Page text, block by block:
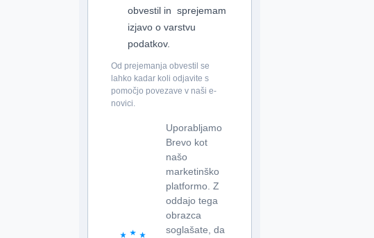
obvestil in sprejemam
izjavo o varstvu
podatkov.
Od prejemanja obvestil se
lahko kadar koli odjavite s
pomočjo povezave v naši e-
novici.
Uporabljamo
Brevo kot
našo
marketinško
platformo. Z
oddajo tega
obrazca
soglašate, da